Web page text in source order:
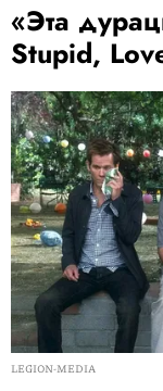
«Эта
Stupid,
LEGION-MEDIA